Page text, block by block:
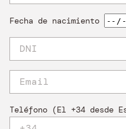
Fecha de nacimiento
Teléfono (El +34 desde